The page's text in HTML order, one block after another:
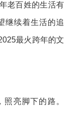
老百姓的生活有
继续着生活的追
最火跨年的文
亮脚下的路。